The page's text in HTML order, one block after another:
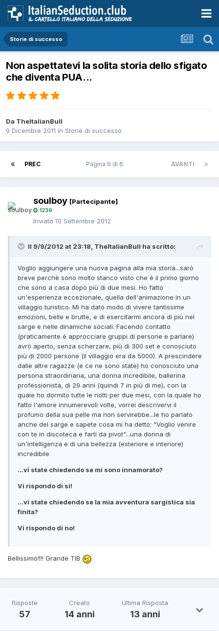
Storie di successo
Non aspettatevi la solita storia dello sfigato
che diventa PUA...
Da TheItalianBull
9 Dicembre 2011 in Storie di successo
PREC AVANTI
Pagina 6 di 6
soulboy [Partecipante]
1239
Inviato 10 Settembre 2012
Il 9/9/2012 at 23:18, TheItalianBull ha scritto:
Voglio aggiungere una nuova pagina alla mia storia...sarò
breve perchè sono molto stanco visto che è il primo giorno
che sono a casa dopo più di due mesi. Ho fatto
un'esperienza eccezionale, quella dell'animazione in un
villaggio turistico. Mi ha dato modo di vivere tantissime
emozioni, belle e brutte, e di esercitarmi ancora di più nel
sarge e nelle dinamiche sociali. Facendo contatto
(praticamente è approcciare gruppi di persone e parlare)
avrò aperto, senza scherzare, più di 300 set e conosciuto
più di 2000 persone (il villaggio era da 5000). A prescindere
dalle altre ragazze (e ce ne sono state) ho conosciuto una
persona straordinaria, una donna incredibile, ballerina
professionista, di 29 anni (quindi 7 in più di me), con la
quale ho dormito tutte le notti per due mesi, con la quale ho
fatto l'amore innumerevoli volte, vorrei descrivervi il
profumo della sua pelle ma non servirebbe...le ho parlato
anche del sarge e sapete cosa mi ha detto: "Voglio venire
con te in discoteca e farti da pivot"...una donna di
un'intelligenza e di una bellezza (esteriore e interiore)
incredibile
...vi state chiedendo se mi sono innamorato?
Vi rispondo di si!
...vi state chiedendo se la mia avventura sargistica sia
finita?
Vi rispondo di no!
Bellissimo!!!! Grande TIB
Risposte
57
Creato
14 anni
Ultima Risposta
13 anni